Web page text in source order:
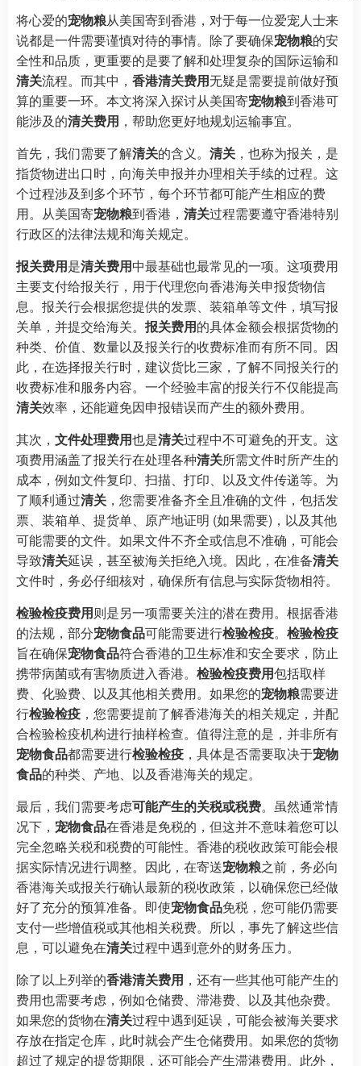
将心爱的宠物粮从美国寄到香港，对于每一位爱宠人士来
说都是一件需要谨慎对待的事情。除了要确保宠物粮的安
全性和品质，更重要的是要了解和处理复杂的国际运输和
清关流程。而其中， 香港清关费用无疑是需要提前做好预
算的重要一环。本文将深入探讨从美国寄宠物粮到香港可
能涉及的清关费用 ，帮助您更好地规划运输事宜。
首先，我们需要了解清关的含义。 清关 ，也称为报关，是
指货物进出口时，向海关申报并办理相关手续的过程。这
个过程涉及到多个环节，每个环节都可能产生相应的费
用。从美国寄宠物粮到香港， 清关过程需要遵守香港特别
行政区的法律法规和海关规定。
报关费用是清关费用中最基础也最常见的一项。这项费用
主要支付给报关行，用于代理您向香港海关申报货物信
息。报关行会根据您提供的发票、装箱单等文件，填写报
关单，并提交给海关。 报关费用的具体金额会根据货物的
种类、价值、数量以及报关行的收费标准而有所不同。因
此，在选择报关行时，建议货比三家，了解不同报关行的
收费标准和服务内容。一个经验丰富的报关行不仅能提高
清关效率，还能避免因申报错误而产生的额外费用。
其次， 文件处理费用也是清关过程中不可避免的开支。这
项费用涵盖了报关行在处理各种清关所需文件时所产生的
成本，例如文件复印、扫描、打印、以及文件传递等。为
了顺利通过清关 ，您需要准备齐全且准确的文件，包括发
票、装箱单、提货单、原产地证明 (如果需要)，以及其他
可能需要的文件。如果文件不齐全或信息不准确，可能会
导致清关延误，甚至被海关拒绝入境。因此，在准备清关
文件时，务必仔细核对，确保所有信息与实际货物相符。
检验检疫费用则是另一项需要关注的潜在费用。根据香港
的法规，部分宠物食品可能需要进行检验检疫。 检验检疫
旨在确保宠物食品符合香港的卫生标准和安全要求，防止
携带病菌或有害物质进入香港。 检验检疫费用包括取样
费、化验费、以及其他相关费用。如果您的宠物粮需要进
行检验检疫 ，您需要提前了解香港海关的相关规定，并配
合检验检疫机构进行抽样检查。值得注意的是，并非所有
宠物食品都需要进行检验检疫 ，具体是否需要取决于宠物
食品的种类、产地、以及香港海关的规定。
最后，我们需要考虑可能产生的关税或税费。虽然通常情
况下， 宠物食品在香港是免税的，但这并不意味着您可以
完全忽略关税和税费的可能性。香港的税收政策可能会根
据实际情况进行调整。因此，在寄送宠物粮之前，务必向
香港海关或报关行确认最新的税收政策，以确保您已经做
好了充分的预算准备。即使宠物食品免税，您可能仍需要
支付一些增值税或其他相关税费。所以，事先了解这些信
息，可以避免在清关过程中遇到意外的财务压力。
除了以上列举的香港清关费用 ，还有一些其他可能产生的
费用也需要考虑，例如仓储费、滞港费、以及其他杂费。
如果您的货物在清关过程中遇到延误，可能会被海关要求
存放在指定仓库，此时就会产生仓储费用。如果您的货物
超过了规定的提货期限，还可能会产生滞港费用。此外，